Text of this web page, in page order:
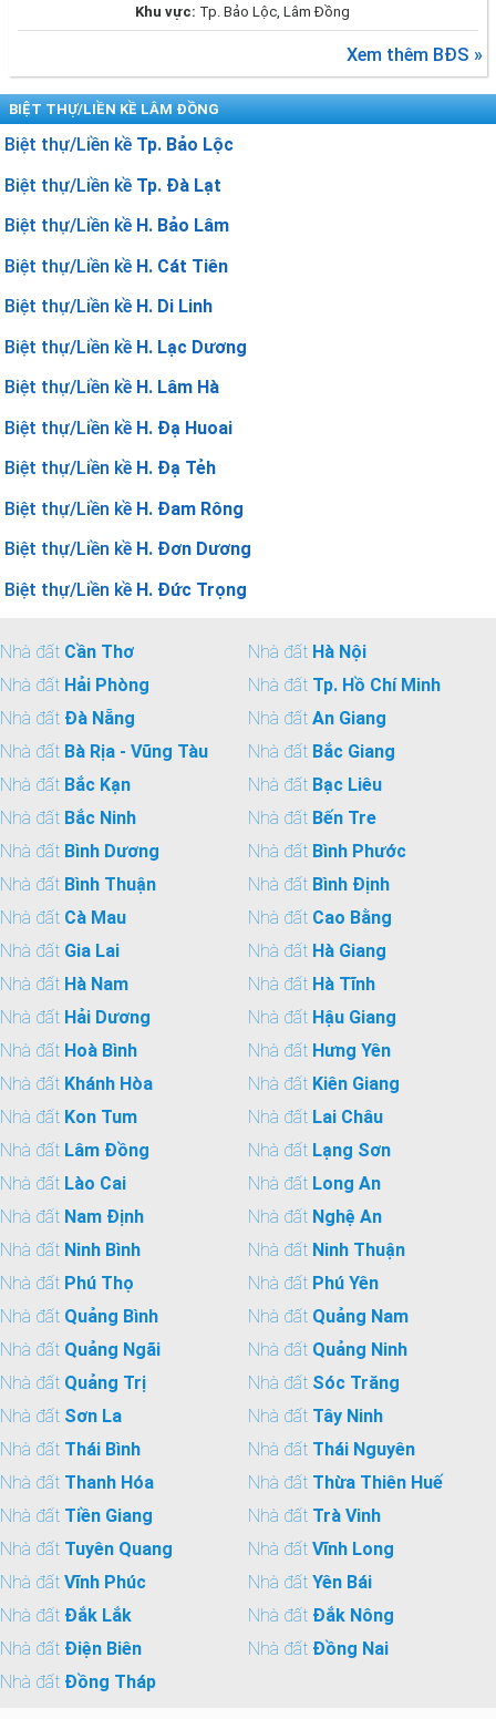
Khu vực: Tp. Bảo Lộc, Lâm Đồng
Xem thêm BĐS »
BIỆT THỰ/LIỀN KỀ LÂM ĐỒNG
Biệt thự/Liền kề Tp. Bảo Lộc
Biệt thự/Liền kề Tp. Đà Lạt
Biệt thự/Liền kề H. Bảo Lâm
Biệt thự/Liền kề H. Cát Tiên
Biệt thự/Liền kề H. Di Linh
Biệt thự/Liền kề H. Lạc Dương
Biệt thự/Liền kề H. Lâm Hà
Biệt thự/Liền kề H. Đạ Huoai
Biệt thự/Liền kề H. Đạ Tẻh
Biệt thự/Liền kề H. Đam Rông
Biệt thự/Liền kề H. Đơn Dương
Biệt thự/Liền kề H. Đức Trọng
Nhà đất Cần Thơ Nhà đất Hà Nội
Nhà đất Hải Phòng Nhà đất Tp. Hồ Chí Minh
Nhà đất Đà Nẵng Nhà đất An Giang
Nhà đất Bà Rịa - Vũng Tàu Nhà đất Bắc Giang
Nhà đất Bắc Kạn Nhà đất Bạc Liêu
Nhà đất Bắc Ninh Nhà đất Bến Tre
Nhà đất Bình Dương Nhà đất Bình Phước
Nhà đất Bình Thuận Nhà đất Bình Định
Nhà đất Cà Mau Nhà đất Cao Bằng
Nhà đất Gia Lai Nhà đất Hà Giang
Nhà đất Hà Nam Nhà đất Hà Tĩnh
Nhà đất Hải Dương Nhà đất Hậu Giang
Nhà đất Hoà Bình Nhà đất Hưng Yên
Nhà đất Khánh Hòa Nhà đất Kiên Giang
Nhà đất Kon Tum Nhà đất Lai Châu
Nhà đất Lâm Đồng Nhà đất Lạng Sơn
Nhà đất Lào Cai Nhà đất Long An
Nhà đất Nam Định Nhà đất Nghệ An
Nhà đất Ninh Bình Nhà đất Ninh Thuận
Nhà đất Phú Thọ Nhà đất Phú Yên
Nhà đất Quảng Bình Nhà đất Quảng Nam
Nhà đất Quảng Ngãi Nhà đất Quảng Ninh
Nhà đất Quảng Trị Nhà đất Sóc Trăng
Nhà đất Sơn La Nhà đất Tây Ninh
Nhà đất Thái Bình Nhà đất Thái Nguyên
Nhà đất Thanh Hóa Nhà đất Thừa Thiên Huế
Nhà đất Tiền Giang Nhà đất Trà Vinh
Nhà đất Tuyên Quang Nhà đất Vĩnh Long
Nhà đất Vĩnh Phúc Nhà đất Yên Bái
Nhà đất Đắk Lắk Nhà đất Đắk Nông
Nhà đất Điện Biên Nhà đất Đồng Nai
Nhà đất Đồng Tháp